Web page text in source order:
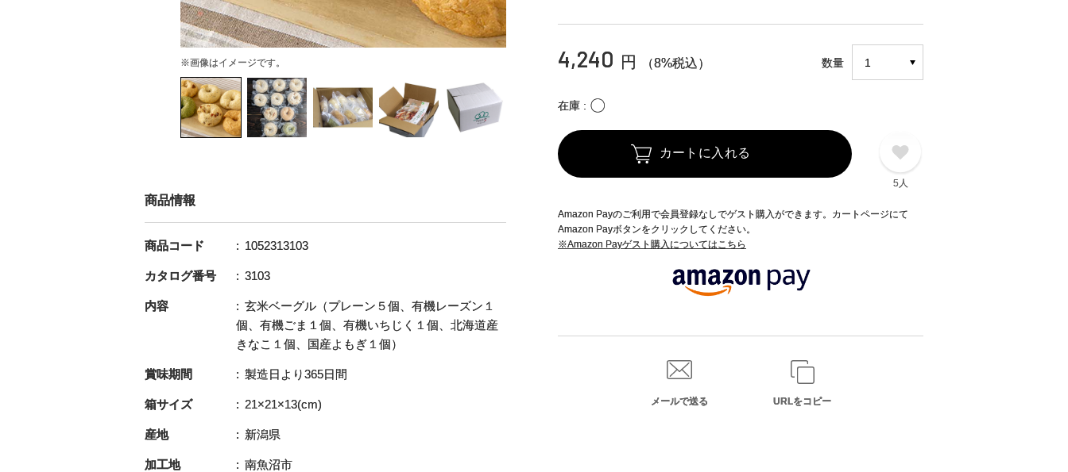
※画像はイメージです。 4,240 円 （8%税込） 数量
在庫 〇
カートに入れる
5人
Amazon Payのご利用で会員登録なしでゲスト購入ができます。カートページにて
Amazon Payボタンをクリックしてください。
※Amazon Payゲスト購入についてはこちら
メールで送る URLをコピー
商品情報
商品コード 1052313103
カタログ番号 3103
内容
玄米ベーグル（プレーン５個、有機レーズン１
個、有機ごま１個、有機いちじく１個、北海道産
きなこ１個、国産よもぎ１個）
賞味期間 製造日より365日間
箱サイズ 21×21×13(cm)
産地 新潟県
加工地 南魚沼市